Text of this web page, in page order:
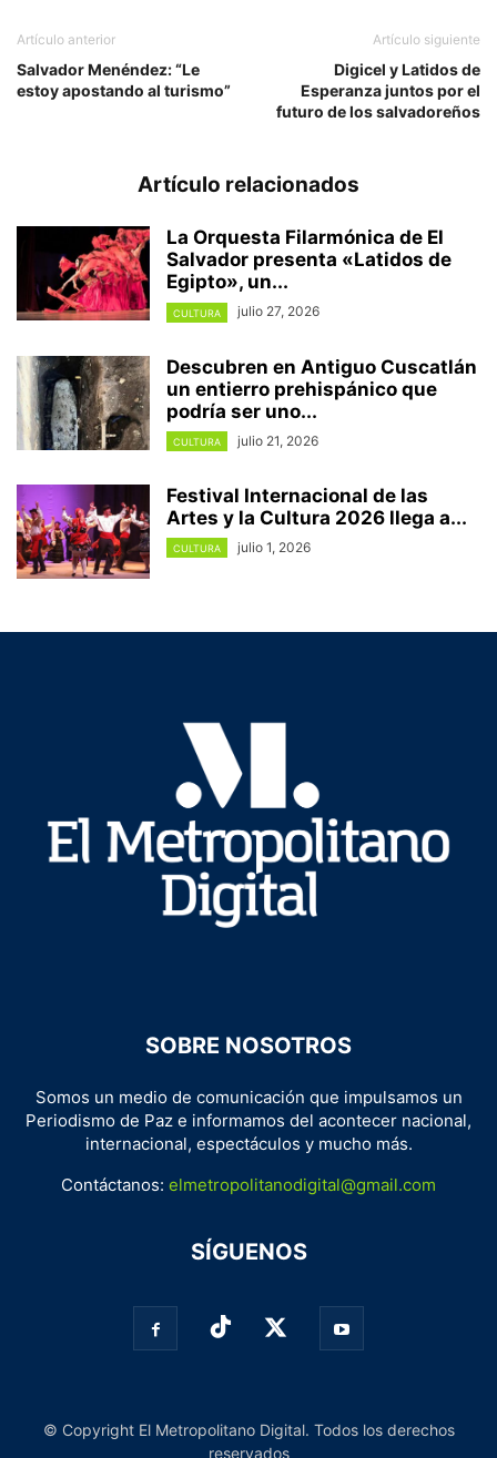
Artículo anterior
Salvador Menéndez: “Le
estoy apostando al turismo”
Artículo siguiente
Digicel y Latidos de
Esperanza juntos por el
futuro de los salvadoreños
Artículo relacionados
La Orquesta Filarmónica de El
Salvador presenta «Latidos de
Egipto», un...
CULTURA julio 27, 2026
Descubren en Antiguo Cuscatlán
un entierro prehispánico que
podría ser uno...
CULTURA julio 21, 2026
Festival Internacional de las
Artes y la Cultura 2026 llega a...
CULTURA julio 1, 2026
SOBRE NOSOTROS
Somos un medio de comunicación que impulsamos un
Periodismo de Paz e informamos del acontecer nacional,
internacional, espectáculos y mucho más.
Contáctanos: elmetropolitanodigital@gmail.com
SÍGUENOS
© Copyright El Metropolitano Digital. Todos los derechos
reservados